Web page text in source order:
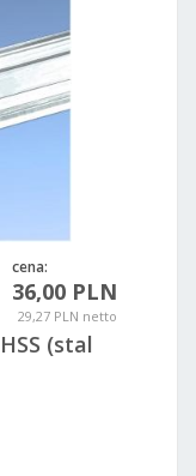
cena:
36,00 PLN
29,27 PLN netto
(stal